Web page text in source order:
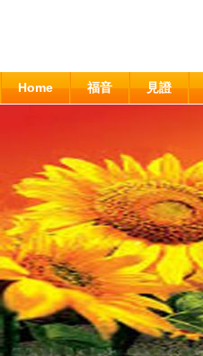
Home 福音 見證